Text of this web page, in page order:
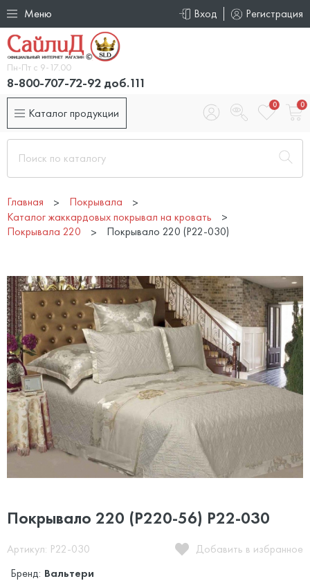
Меню Вход Регистрация
Пн-Пт с 9-17.00
8-800-707-72-92 доб.111
Каталог продукции
0 0
Главная
Покрывала
Каталог жаккардовых покрывал на кровать
Покрывала 220
Покрывало 220 (P22-030)
Покрывало 220 (P220-56) P22-030
Артикул: P22-030
Добавить в избранное
Бренд: Вальтери